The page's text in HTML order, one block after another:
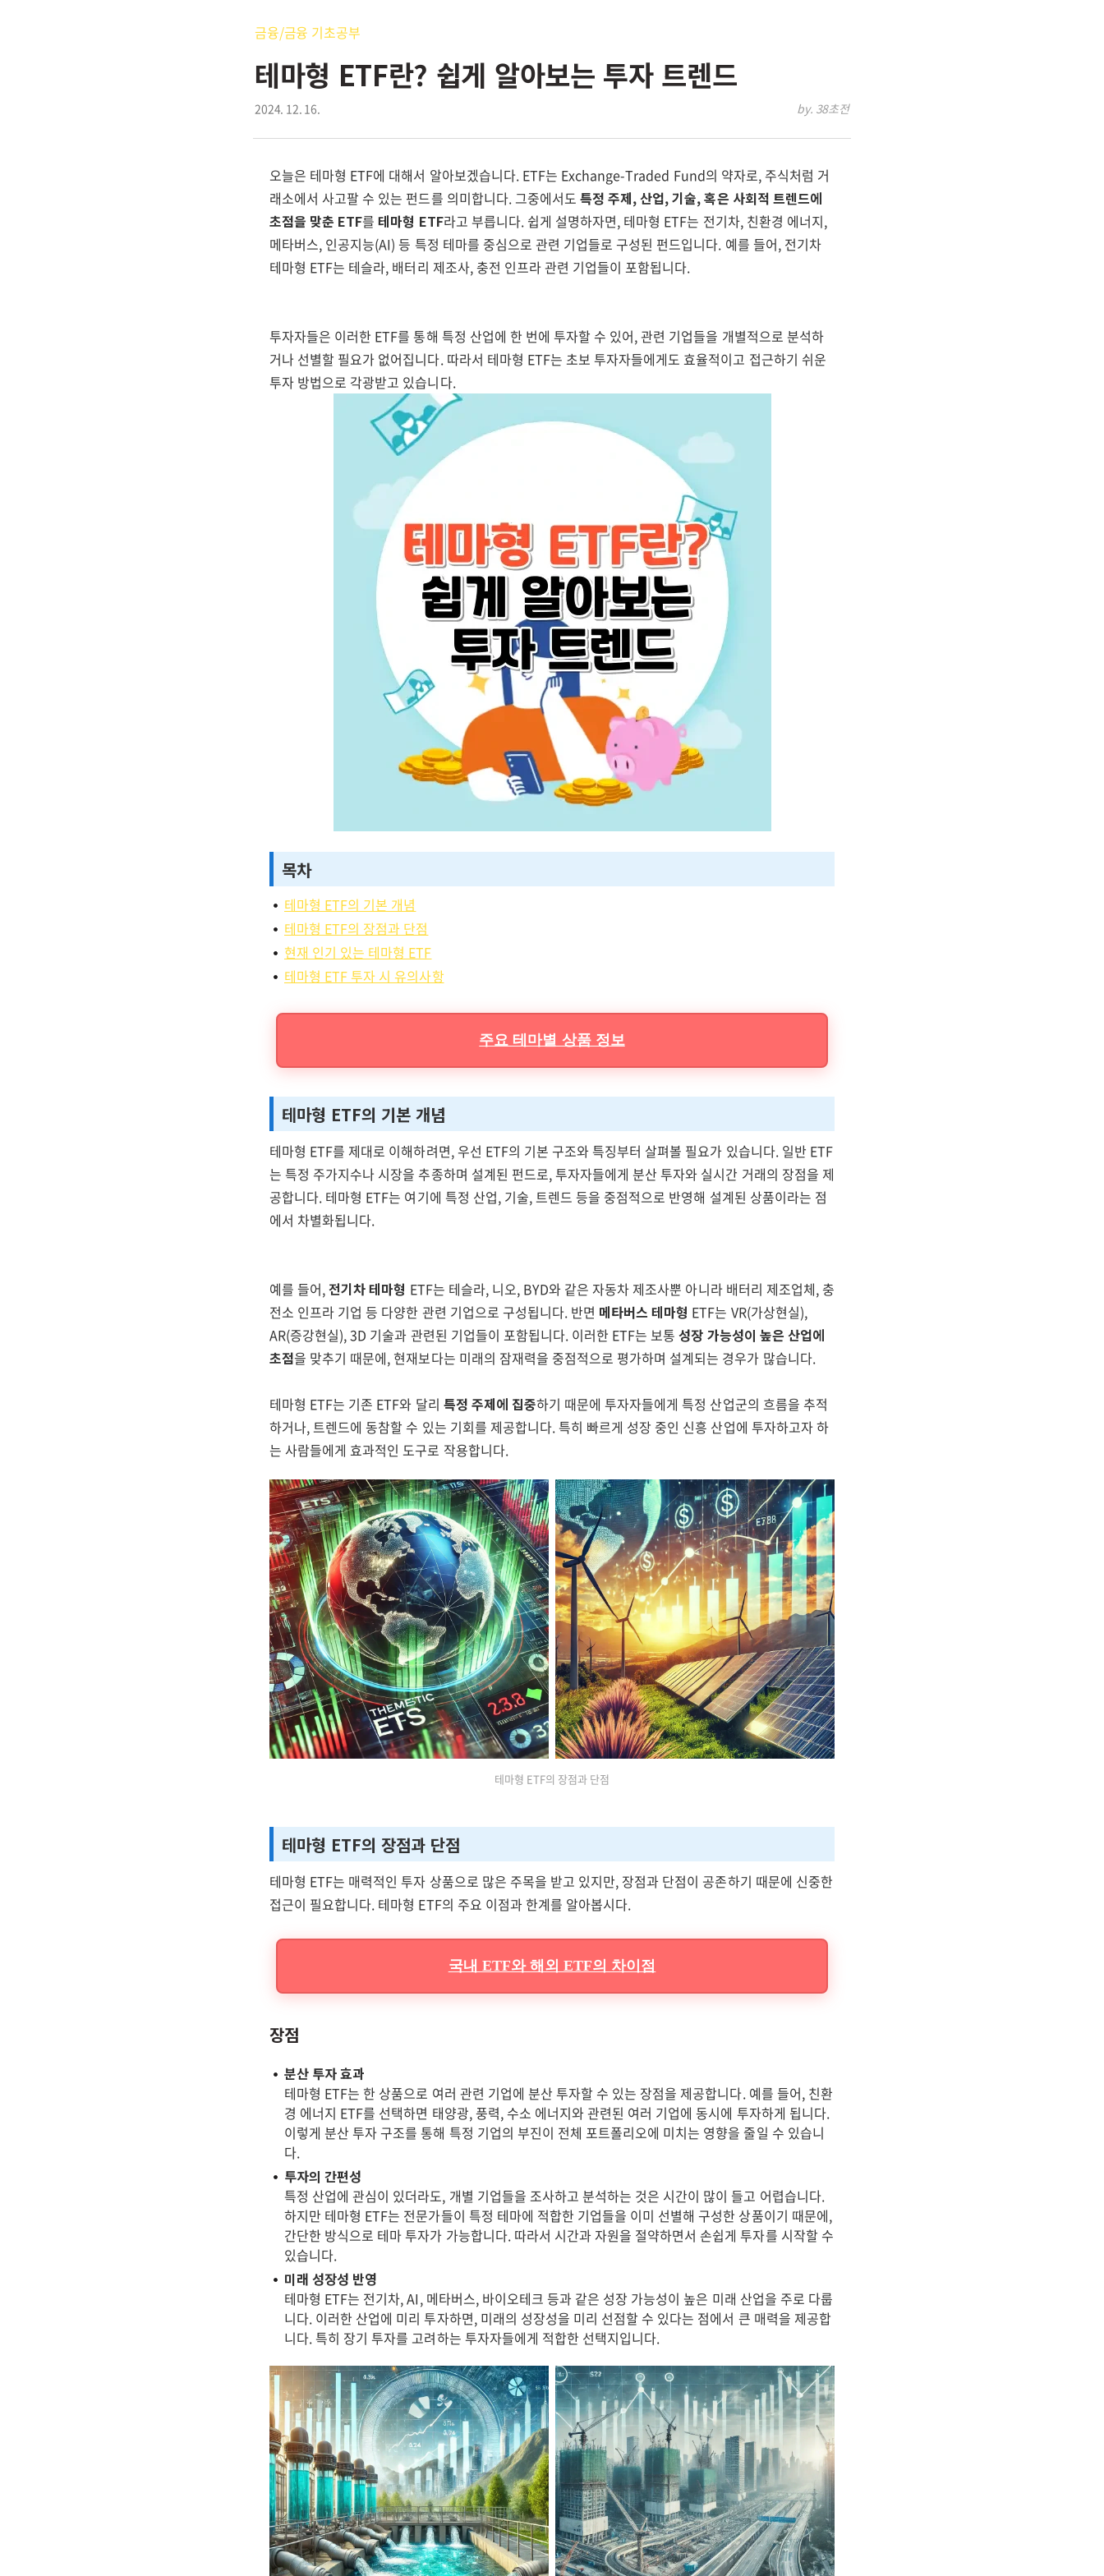
금융/금융 기초공부
테마형 ETF란? 쉽게 알아보는 투자 트렌드
2024. 12. 16. by. 38초전
오늘은 테마형 ETF에 대해서 알아보겠습니다. ETF는 Exchange-Traded Fund의 약자로, 주식처럼 거
래소에서 사고팔 수 있는 펀드를 의미합니다. 그중에서도 특정 주제, 산업, 기술, 혹은 사회적 트렌드에
초점을 맞춘 ETF를테마형 ETF라고 부릅니다. 쉽게 설명하자면, 테마형 ETF는 전기차, 친환경 에너지,
메타버스, 인공지능(AI) 등 특정 테마를 중심으로 관련 기업들로 구성된 펀드입니다. 예를 들어, 전기차
테마형 ETF는 테슬라, 배터리 제조사, 충전 인프라 관련 기업들이 포함됩니다.
투자자들은 이러한 ETF를 통해 특정 산업에 한 번에 투자할 수 있어, 관련 기업들을 개별적으로 분석하
거나 선별할 필요가 없어집니다. 따라서 테마형 ETF는 초보 투자자들에게도 효율적이고 접근하기 쉬운
투자 방법으로 각광받고 있습니다.
목차
테마형 ETF의 기본 개념
테마형 ETF의 장점과 단점
현재 인기 있는 테마형 ETF
테마형 ETF 투자 시 유의사항
주요 테마별 상품 정보
테마형 ETF의 기본 개념
테마형 ETF를 제대로 이해하려면, 우선 ETF의 기본 구조와 특징부터 살펴볼 필요가 있습니다. 일반 ETF
는 특정 주가지수나 시장을 추종하며 설계된 펀드로, 투자자들에게 분산 투자와 실시간 거래의 장점을 제
공합니다. 테마형 ETF는 여기에 특정 산업, 기술, 트렌드 등을 중점적으로 반영해 설계된 상품이라는 점
에서 차별화됩니다.
예를 들어, 전기차 테마형 ETF는 테슬라, 니오, BYD와 같은 자동차 제조사뿐 아니라 배터리 제조업체, 충
전소 인프라 기업 등 다양한 관련 기업으로 구성됩니다. 반면 메타버스 테마형 ETF는 VR(가상현실),
AR(증강현실), 3D 기술과 관련된 기업들이 포함됩니다. 이러한 ETF는 보통성장 가능성이 높은 산업에
초점을 맞추기 때문에, 현재보다는 미래의 잠재력을 중점적으로 평가하며 설계되는 경우가 많습니다.
테마형 ETF는 기존 ETF와 달리 특정 주제에 집중하기 때문에 투자자들에게 특정 산업군의 흐름을 추적
하거나, 트렌드에 동참할 수 있는 기회를 제공합니다. 특히 빠르게 성장 중인 신흥 산업에 투자하고자 하
는 사람들에게 효과적인 도구로 작용합니다.
테마형 ETF의 장점과 단점
테마형 ETF의 장점과 단점
테마형 ETF는 매력적인 투자 상품으로 많은 주목을 받고 있지만, 장점과 단점이 공존하기 때문에 신중한
접근이 필요합니다. 테마형 ETF의 주요 이점과 한계를 알아봅시다.
국내 ETF와 해외 ETF의 차이점
장점
분산 투자 효과
테마형 ETF는 한 상품으로 여러 관련 기업에 분산 투자할 수 있는 장점을 제공합니다. 예를 들어, 친환
경 에너지 ETF를 선택하면 태양광, 풍력, 수소 에너지와 관련된 여러 기업에 동시에 투자하게 됩니다.
이렇게 분산 투자 구조를 통해 특정 기업의 부진이 전체 포트폴리오에 미치는 영향을 줄일 수 있습니
다.
투자의 간편성
특정 산업에 관심이 있더라도, 개별 기업들을 조사하고 분석하는 것은 시간이 많이 들고 어렵습니다.
하지만 테마형 ETF는 전문가들이 특정 테마에 적합한 기업들을 이미 선별해 구성한 상품이기 때문에,
간단한 방식으로 테마 투자가 가능합니다. 따라서 시간과 자원을 절약하면서 손쉽게 투자를 시작할 수
있습니다.
미래 성장성 반영
테마형 ETF는 전기차, AI, 메타버스, 바이오테크 등과 같은 성장 가능성이 높은 미래 산업을 주로 다룹
니다. 이러한 산업에 미리 투자하면, 미래의 성장성을 미리 선점할 수 있다는 점에서 큰 매력을 제공합
니다. 특히 장기 투자를 고려하는 투자자들에게 적합한 선택지입니다.